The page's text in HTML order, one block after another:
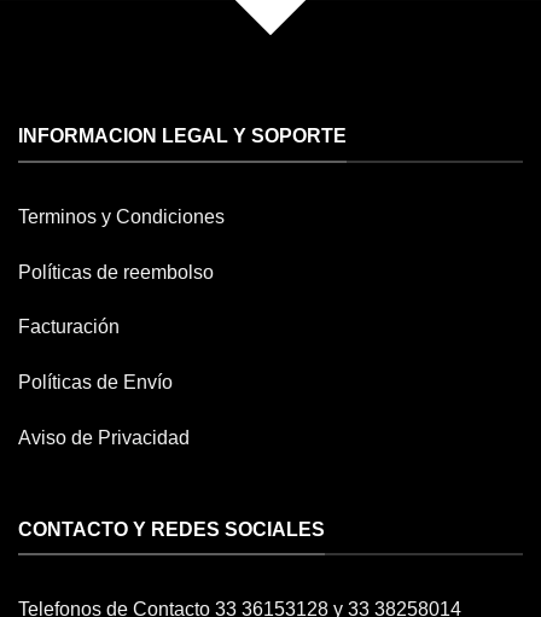
INFORMACION LEGAL Y SOPORTE
Terminos y Condiciones
Políticas de reembolso
Facturación
Políticas de Envío
Aviso de Privacidad
CONTACTO Y REDES SOCIALES
Telefonos de Contacto 33 36153128 y 33 38258014